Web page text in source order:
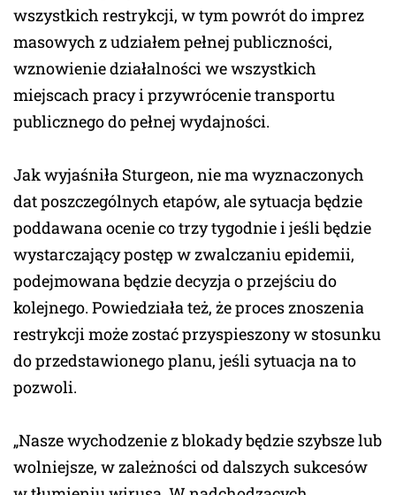
wszystkich restrykcji, w tym powrót do imprez
masowych z udziałem pełnej publiczności,
wznowienie działalności we wszystkich
miejscach pracy i przywrócenie transportu
publicznego do pełnej wydajności.
Jak wyjaśniła Sturgeon, nie ma wyznaczonych
dat poszczególnych etapów, ale sytuacja będzie
poddawana ocenie co trzy tygodnie i jeśli będzie
wystarczający postęp w zwalczaniu epidemii,
podejmowana będzie decyzja o przejściu do
kolejnego. Powiedziała też, że proces znoszenia
restrykcji może zostać przyspieszony w stosunku
do przedstawionego planu, jeśli sytuacja na to
pozwoli.
„Nasze wychodzenie z blokady będzie szybsze lub
wolniejsze, w zależności od dalszych sukcesów